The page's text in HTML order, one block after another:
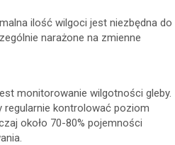
ilość wilgoci jest niezbędna do
narażone na zmienne
monitorowanie wilgotności gleby.
regularnie kontrolować poziom
około 70-80% pojemności